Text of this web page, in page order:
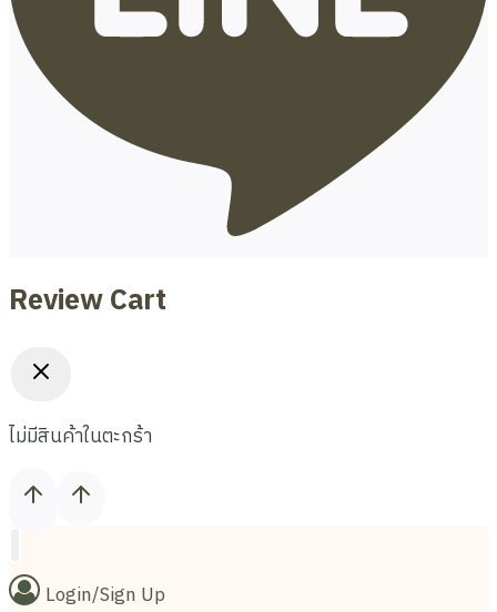
Review Cart
ไม่มีสินค้าในตะกร้า
Login/Sign Up